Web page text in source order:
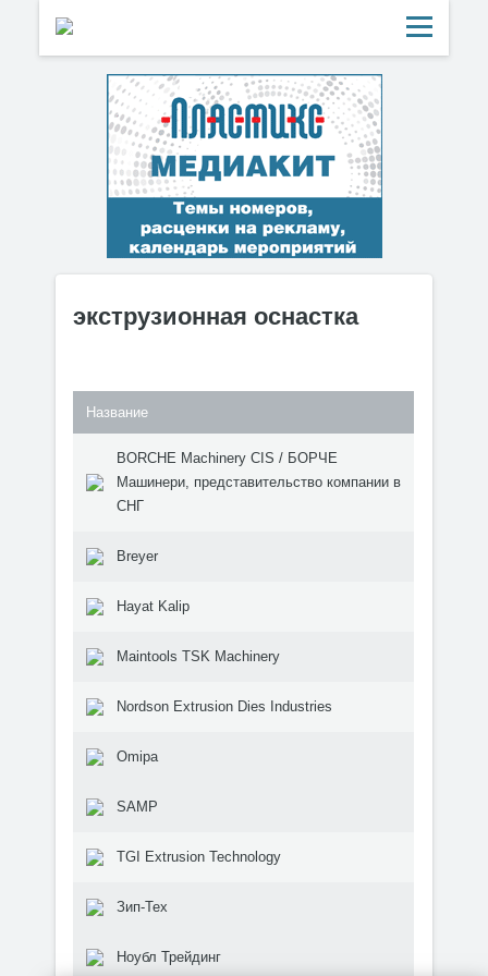
экструзионная оснастка
Название
BORCHE Machinery CIS / БОРЧЕ
Машинери, представительство компании в
СНГ
Breyer
Hayat Kalip
Maintools TSK Machinery
Nordson Extrusion Dies Industries
Omipa
SAMP
TGI Extrusion Technology
Зип-Тех
Ноубл Трейдинг